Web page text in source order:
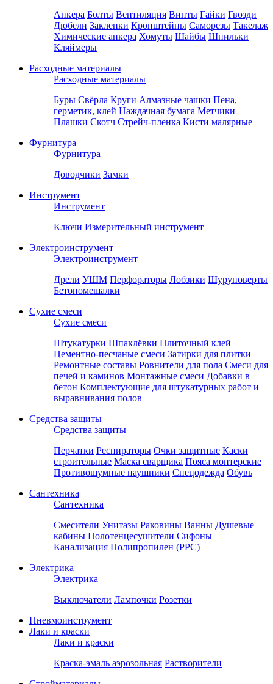
Анкера Болты Вентиляция Винты Гайки Гвозди
Дюбели Заклепки Кронштейны Саморезы Такелаж
Химические анкера Хомуты Шайбы Шпильки
Кляймеры
Расходные материалы
Расходные материалы
Буры Свёрла Круги Алмазные чашки Пена,
герметик, клей Наждачная бумага Метчики
Плашки Скотч Стрейч-пленка Кисти малярные
Фурнитура
Фурнитура
Доводчики Замки
Инструмент
Инструмент
Ключи Измерительный инструмент
Электроинструмент
Электроинструмент
Дрели УШМ Перфораторы Лобзики Шуруповерты
Бетономешалки
Сухие смеси
Сухие смеси
Штукатурки Шпаклёвки Плиточный клей
Цементно-песчаные смеси Затирки для плитки
Ремонтные составы Ровнители для пола Смеси для
печей и каминов Монтажные смеси Добавки в
бетон Комплектующие для штукатурных работ и
выравнивания полов
Средства защиты
Средства защиты
Перчатки Респираторы Очки защитные Каски
строительные Маска сварщика Пояса монтерские
Противошумные наушники Спецодежда Обувь
Сантехника
Сантехника
Смесители Унитазы Раковины Ванны Душевые
кабины Полотенцесушители Сифоны
Канализация Полипропилен (PPC)
Электрика
Электрика
Выключатели Лампочки Розетки
Пневмоинструмент
Лаки и краски
Лаки и краски
Краска-эмаль аэрозольная Растворители